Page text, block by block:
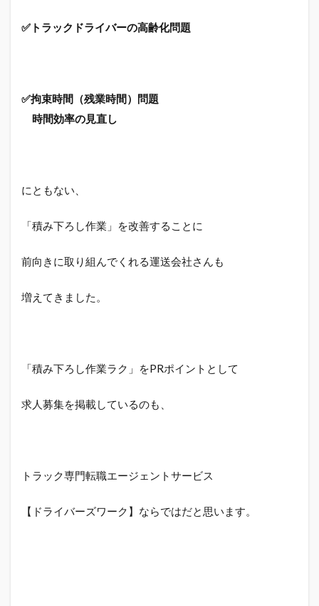
イバ
ーに
対お
スス
✅トラックドライバーの高齢化問題
✅拘束時間（残業時間）問題
時間効率の見直し
にともない、
「積み下ろし作業」を改善することに
前向きに取り組んでくれる運送会社さんも
増えてきました。
「積み下ろし作業ラク」をPRポイントとして
求人募集を掲載しているのも、
トラック専門転職エージェントサービス
【ドライバーズワーク】ならではだと思います。